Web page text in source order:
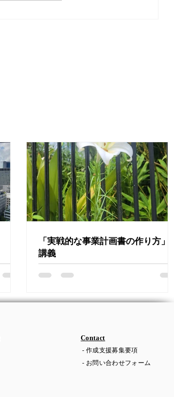
「実戦的な事業計画書の作り方」を
講義
​Contact
- 作成支援募集要項
- お問い合わせフォーム